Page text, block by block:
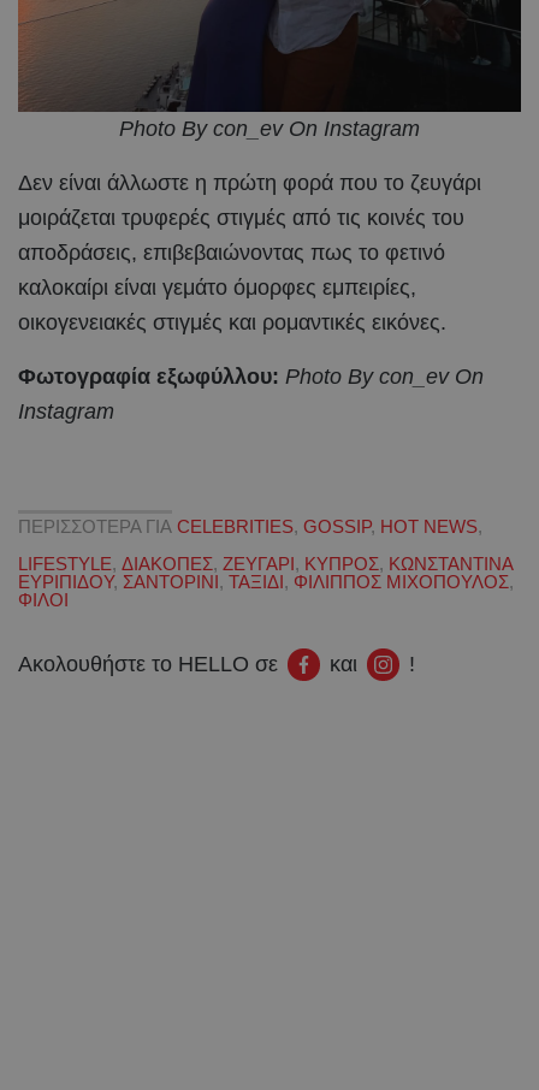
Photo By con_ev On Instagram
Δεν είναι άλλωστε η πρώτη φορά που το ζευγάρι
μοιράζεται τρυφερές στιγμές από τις κοινές του
αποδράσεις, επιβεβαιώνοντας πως το φετινό
καλοκαίρι είναι γεμάτο όμορφες εμπειρίες,
οικογενειακές στιγμές και ρομαντικές εικόνες.
Φωτογραφία εξωφύλλου: Photo By con_ev On
Instagram
ΠΕΡΙΣΣΟΤΕΡΑ ΓΙΑ CELEBRITIES, GOSSIP, HOT NEWS,
LIFESTYLE, ΔΙΑΚΟΠΕΣ, ΖΕΥΓΑΡΙ, ΚΥΠΡΟΣ, ΚΩΝΣΤΑΝΤΙΝΑ
ΕΥΡΙΠΙΔΟΥ, ΣΑΝΤΟΡΙΝΙ, ΤΑΞΙΔΙ, ΦΙΛΙΠΠΟΣ ΜΙΧΟΠΟΥΛΟΣ,
ΦΙΛΟΙ
Ακολουθήστε το HELLO σε και !